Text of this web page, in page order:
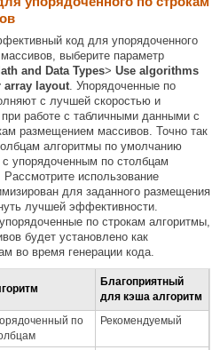
код для упорядоченного
выберите параметр
and Data Types> Use algorithms
layout. Упорядоченные по
с лучшей скоростью и
работе с табличными данными с
размещением массивов. Точно так
алгоритмы по умолчанию
упорядоченным по столбцам
использование
для заданного размещения
лучшей эффективности.
по строкам алгоритмы,
будет установлено как
во время генерации кода.
Благоприятный
для кэша алгоритм
по
Рекомендуемый